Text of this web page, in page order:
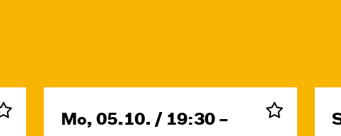
Mo, 05.10. / 19:30 –